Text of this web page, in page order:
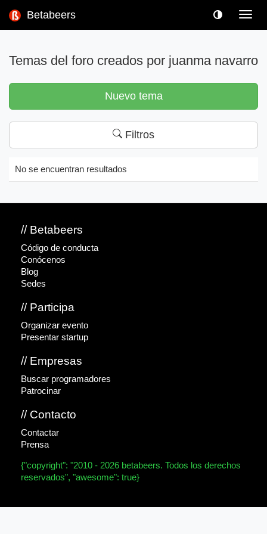
Betabeers
Temas del foro creados por juanma navarro
Nuevo tema
Filtros
No se encuentran resultados
// Betabeers
Código de conducta
Conócenos
Blog
Sedes
// Participa
Organizar evento
Presentar startup
// Empresas
Buscar programadores
Patrocinar
// Contacto
Contactar
Prensa
{"copyright": "2010 - 2026 betabeers. Todos los derechos
reservados", "awesome": true}